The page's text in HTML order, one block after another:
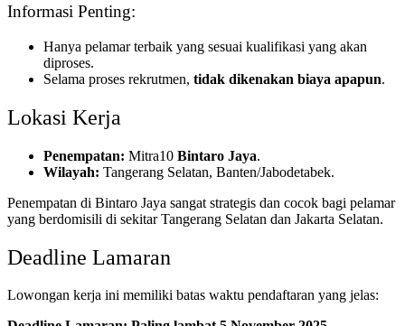
Informasi Penting:
Hanya pelamar terbaik yang sesuai kualifikasi yang akan
diproses.
Selama proses rekrutmen, tidak dikenakan biaya apapun.
Lokasi Kerja
Penempatan: Mitra10 Bintaro Jaya.
Wilayah: Tangerang Selatan, Banten/Jabodetabek.
Penempatan di Bintaro Jaya sangat strategis dan cocok bagi pelamar
yang berdomisili di sekitar Tangerang Selatan dan Jakarta Selatan.
Deadline Lamaran
Lowongan kerja ini memiliki batas waktu pendaftaran yang jelas: